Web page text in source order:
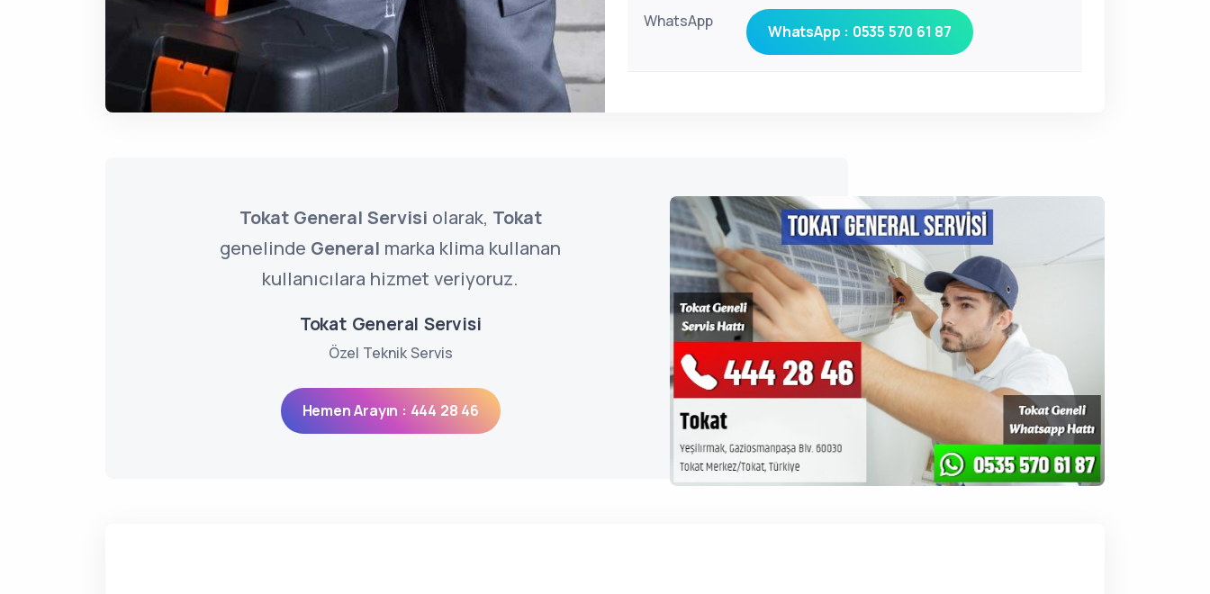
WhatsApp
WhatsApp : 0535 570 61 87
Tokat General Servisi olarak, Tokat
genelinde General marka klima kullanan
kullanıcılara hizmet veriyoruz.
Tokat General Servisi
Özel Teknik Servis
Hemen Arayın : 444 28 46